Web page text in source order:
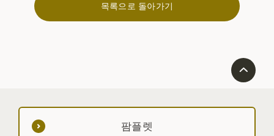
목록으로 돌아가기
팜플렛